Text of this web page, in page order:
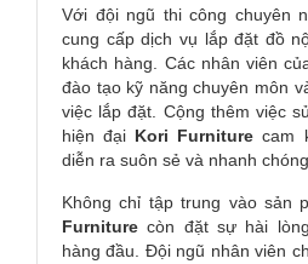
Với đội ngũ thi công chuyên
cung cấp dịch vụ lắp đặt đồ
khách hàng. Các nhân viên
đào tạo kỹ năng chuyên môn
việc lắp đặt. Cộng thêm việc
hiện đại Kori Furniturecam
diễn ra suôn sẻ và nhanh chóng.
Không chỉ tập trung vào sản
Furniture còn đặt sự hài
hàng đầu. Đội ngũ nhân viên